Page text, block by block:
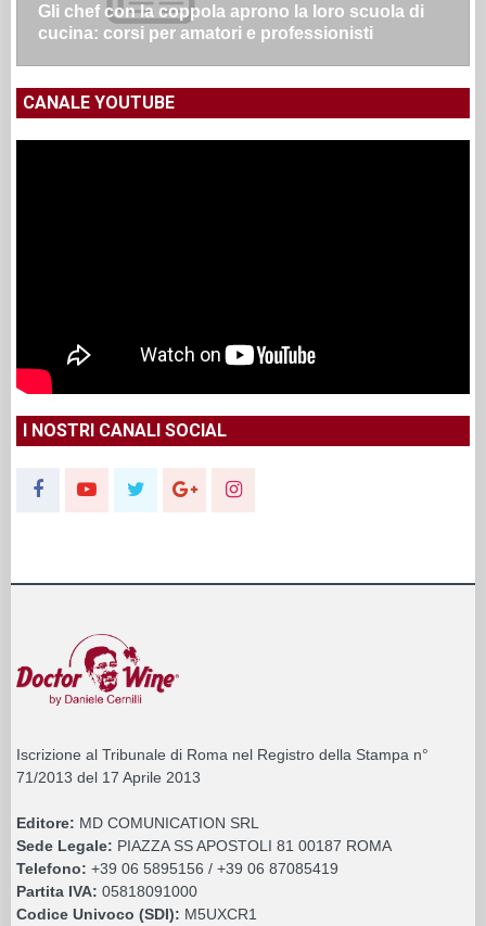
Gli chef con la coppola aprono la loro scuola di
cucina: corsi per amatori e professionisti
CANALE YOUTUBE
I NOSTRI CANALI SOCIAL
Iscrizione al Tribunale di Roma nel Registro della Stampa n°
71/2013 del 17 Aprile 2013
Editore: MD COMUNICATION SRL
Sede Legale: PIAZZA SS APOSTOLI 81 00187 ROMA
Telefono: +39 06 5895156 / +39 06 87085419
Partita IVA: 05818091000
Codice Univoco (SDI): M5UXCR1